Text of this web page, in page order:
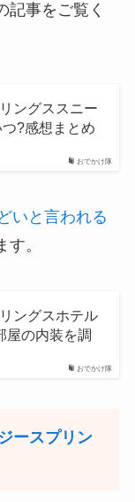
記事をご覧く
おでかけ隊
ングススニー
?感想まとめ
いと言われる
。
おでかけ隊
ングスホテル
屋の内装を調
ースプリン